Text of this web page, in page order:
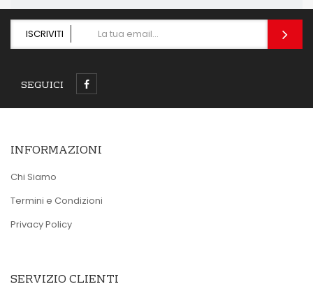
ISCRIVITI
SEGUICI
INFORMAZIONI
Chi Siamo
Termini e Condizioni
Privacy Policy
SERVIZIO CLIENTI